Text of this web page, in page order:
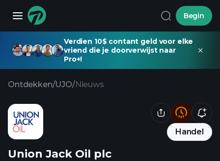
Begin
Verdien 10$ contant geld voor elke
vriend die je doorverwijst naar
Pro+!
Ontdekken/UJO/Nieuws
Handel
Union Jack Oil plc